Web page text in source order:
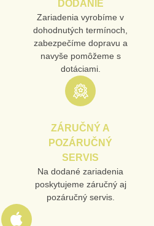
DODANIE
Zariadenia vyrobíme v
dohodnutých termínoch,
zabezpečíme dopravu a
navyše pomôžeme s
dotáciami.
ZÁRUČNÝ A
POZÁRUČNÝ
SERVIS
Na dodané zariadenia
poskytujeme záručný aj
pozáručný servis.